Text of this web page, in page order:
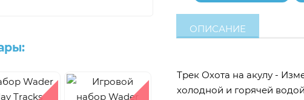
ОПИСАНИЕ
Трек Охота на акулу -
холодной и горячей